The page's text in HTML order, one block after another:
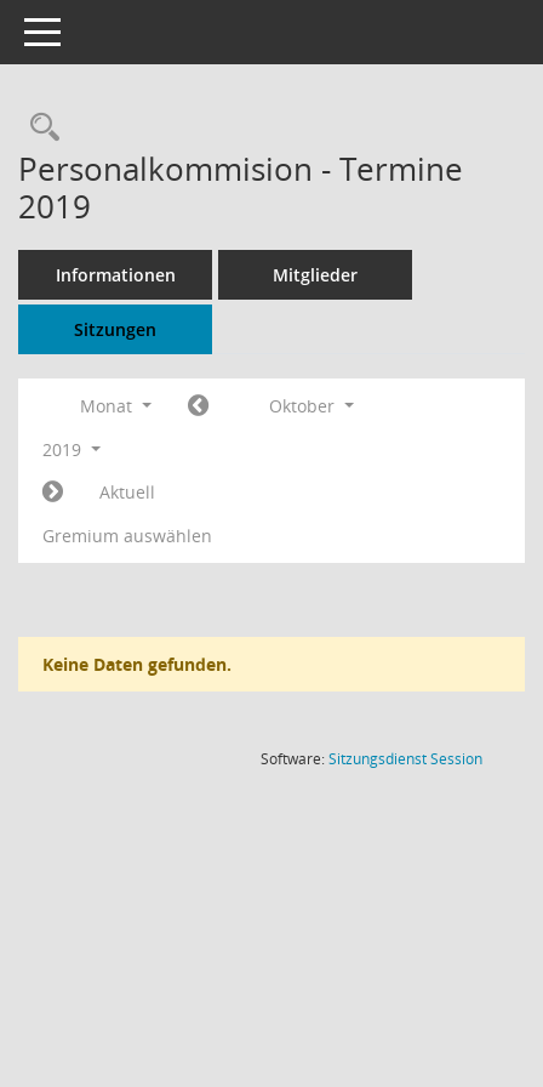
Toggle navigation
Rechercheauswahl
Personalkommision - Termine
2019
Informationen Mitglieder
Sitzungen
Monat
Oktober
2019
Aktuell
Gremium auswählen
Keine Daten gefunden.
Software:SitzungsdienstSession(Wird in